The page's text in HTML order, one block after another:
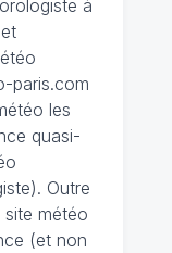
à
paris.com
les
quasi-
Outre
météo
(et non